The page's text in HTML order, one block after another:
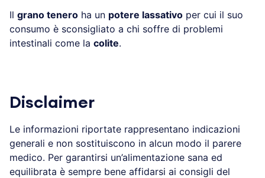
Il grano tenero ha un potere lassativo per cui il suo
consumo è sconsigliato a chi soffre di problemi
intestinali come la colite.
Disclaimer
Le informazioni riportate rappresentano indicazioni
generali e non sostituiscono in alcun modo il parere
medico. Per garantirsi un’alimentazione sana ed
equilibrata è sempre bene affidarsi ai consigli del